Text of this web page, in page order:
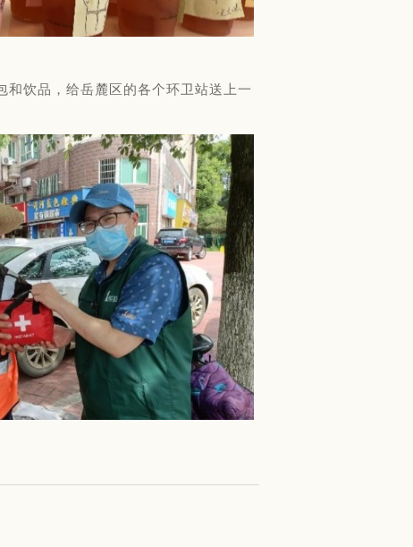
饮品，给岳麓区的各个环卫站送上一